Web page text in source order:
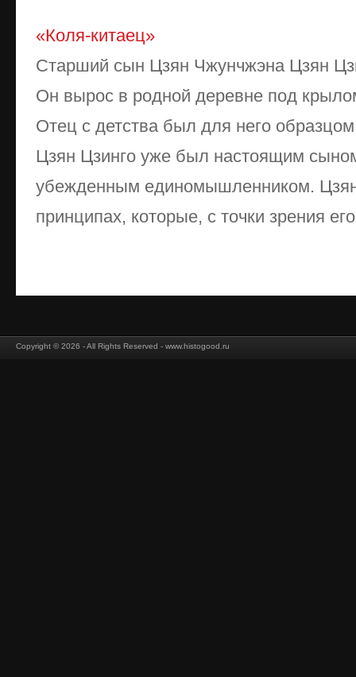
«Коля-китаец»
Старший сын Цзян Чжунчжэна Цзян
Он вырос в родной деревне под
Отец с детства был для него
Цзян Цзинго уже был настоящим
убежденным единомышленником.
принципах, которые, с точки зрения
Copyright © 2026 - All Rights Reserved - www.histogood.ru